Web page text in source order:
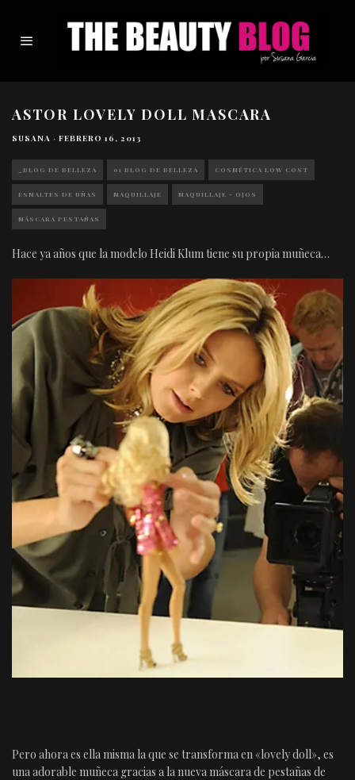
ASTOR LOVELY DOLL MASCARA
SUSANA · FEBRERO 16, 2013
_BLOG DE BELLEZA 01 BLOG DE BELLEZA COSMÉTICA LOW COST
ESMALTES DE UÑAS MAQUILLAJE MAQUILLAJE - OJOS
MÁSCARA PESTAÑAS
Hace ya años que la modelo Heidi Klum tiene su propia muñeca…
Pero ahora es ella misma la que se transforma en «lovely doll», es
una adorable muñeca gracias a la nueva máscara de pestañas de